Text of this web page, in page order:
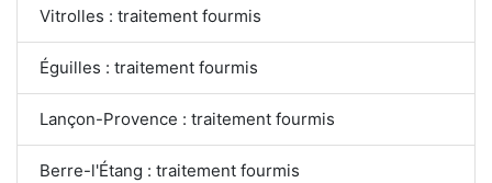
Vitrolles : traitement fourmis
Éguilles : traitement fourmis
Lançon-Provence : traitement fourmis
Berre-l'Étang : traitement fourmis